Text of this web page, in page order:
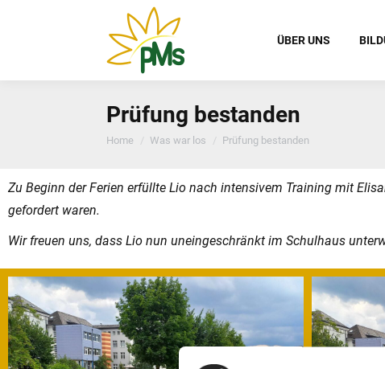
ÜBER UNS
Prüfung bestanden
You are here:
Home Was war los Prüfung bestanden
Zu Beginn der Ferien erfüllte Lio nach intensivem Training mit
gefordert waren.
Wir freuen uns, dass Lio nun uneingeschränkt im Schulhaus